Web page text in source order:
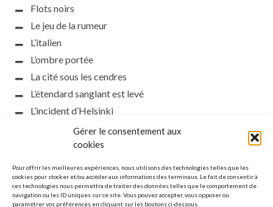
Gérer le consentement aux
cookies
Pour offrir les meilleures expériences, nous utilisons des technologies telles que les
cookies pour stocker et/ou accéder aux informations des terminaux. Le fait de consentir à
ces technologies nous permettra de traiter des données telles que le comportement de
navigation ou les ID uniques sur ce site. Vous pouvez accepter, vous opposer ou
paramétrer vos préférences en cliquant sur les boutons ci-dessous.
Flots noirs
Le jeu de la rumeur
L’italien
L’ombre portée
La cité sous les cendres
L’étendard sanglant est levé
L’incident d’Helsinki
la petite fasciste
Toutes les nuances de la nuit
Que s’obscurcissent le soleil et la lumière
Le silence